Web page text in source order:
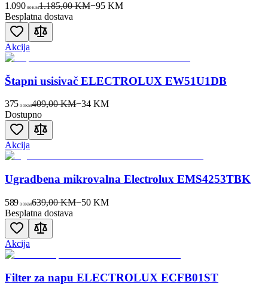
1.090 00KM1.185,00 KM−95KM
Besplatna dostava
Akcija
Štapni usisivač ELECTROLUX EW51U1DB
375 00KM409,00 KM−34 KM
Dostupno
Akcija
Ugradbena mikrovalna Electrolux EMS4253TBK
589 00KM639,00 KM−50 KM
Besplatna dostava
Akcija
Filter za napu ELECTROLUX ECFB01ST